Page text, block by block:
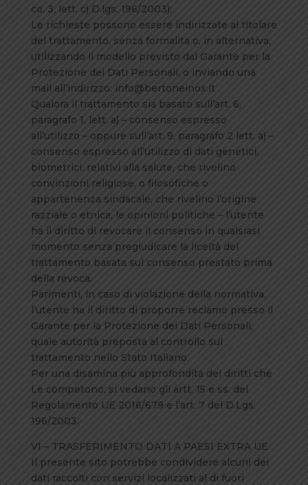
co. 3, lett. c) D.lgs. 196/2003);
Le richieste possono essere indirizzate al titolare
del trattamento, senza formalità o, in alternativa,
utilizzando il modello previsto dal Garante per la
Protezione dei Dati Personali, o inviando una
mail all’indirizzo: info@bertoneinox.it
Qualora il trattamento sia basato sull’art. 6,
paragrafo 1, lett. a) – consenso espresso
all’utilizzo – oppure sull’art. 9, paragrafo 2 lett. a) –
consenso espresso all’utilizzo di dati genetici,
biometrici, relativi alla salute, che rivelino
convinzioni religiose, o filosofiche o
appartenenza sindacale, che rivelino l’origine
razziale o etnica, le opinioni politiche – l’utente
ha il diritto di revocare il consenso in qualsiasi
momento senza pregiudicare la liceità del
trattamento basata sul consenso prestato prima
della revoca.
Parimenti, in caso di violazione della normativa,
l’utente ha il diritto di proporre reclamo presso il
Garante per la Protezione dei Dati Personali,
quale autorità preposta al controllo sul
trattamento nello Stato Italiano.
Per una disamina più approfondita dei diritti che
Le competono, si vedano gli artt. 15 e ss. del
Regolamento UE 2016/679 e l’art. 7 del D.Lgs.
196/2003.
VI – TRASFERIMENTO DATI A PAESI EXTRA UE
Il presente sito potrebbe condividere alcuni dei
dati raccolti con servizi localizzati al di fuori